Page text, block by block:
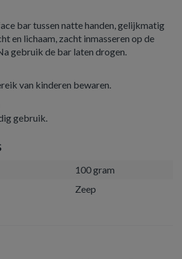
bar tussen natte handen, gelijkmatig
en lichaam, zacht inmasseren op de
gebruik de bar laten drogen.
van kinderen bewaren.
gebruik.
100 gram
Zeep